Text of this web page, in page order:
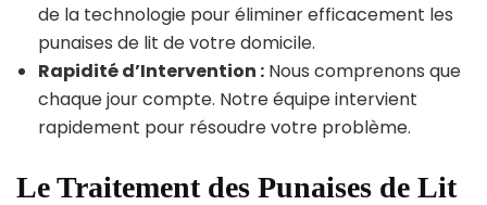
de la technologie pour éliminer efficacement les
punaises de lit de votre domicile.
Rapidité d’Intervention : Nous comprenons que
chaque jour compte. Notre équipe intervient
rapidement pour résoudre votre problème.
Le Traitement des Punaises de Lit